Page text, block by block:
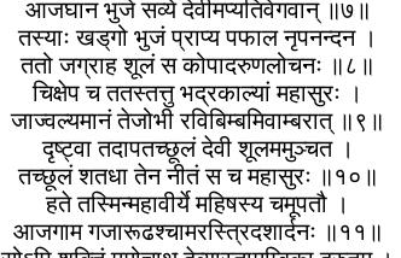
आजघान भुजे सव्ये देवीमप्यतिवेगवान् ॥७॥
तस्याः खड्‌गो भुजं प्राप्य पफाल नृपनन्दन ।
ततो जग्राह शूलं स कोपादरुणलोचनः ॥८॥
चिक्षेप च ततस्तत्तु भद्रकाल्यां महासुरः ।
जाज्वल्यमानं तेजोभी रविबिम्बमिवाम्बरात् ॥९॥
दृष्ट्‍वा तदापतच्छूलं देवी शूलममुञ्चत ।
तच्छूलं शतधा तेन नीतं स च महासुरः ॥१०॥
हते तस्मिन्महावीर्ये महिषस्य चमूपतौ ।
आजगाम गजारूढश्‍चामरस्त्रिदशार्दनः ॥११॥